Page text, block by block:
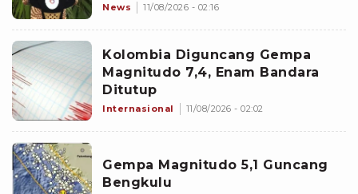
News 11/08/2026 - 02:16
Kolombia Diguncang Gempa
Magnitudo 7,4, Enam Bandara
Ditutup
Internasional 11/08/2026 - 02:02
Gempa Magnitudo 5,1 Guncang
Bengkulu